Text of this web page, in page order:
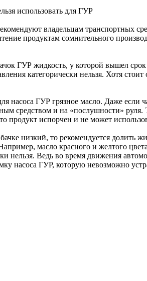
использовать для ГУР
владельцам транспортных
продуктам сомнительного
ГУР жидкость, у которой вышел срок
категорически нельзя. Хотя
насоса ГУР грязное масло. Даже если
средством и на «послушности» руля.
продукт испорчен и не может
низкий, то рекомендуется долить
масло красного и желтого
нельзя. Ведь во время движения
насоса ГУР, которую невозможно